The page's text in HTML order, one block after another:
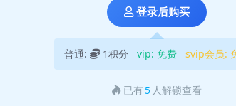
登录后购买
普通: 1积分 vip: 免费 svip会员:
已有 5 人解锁查看